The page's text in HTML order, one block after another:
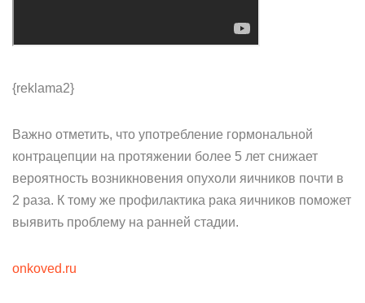
{reklama2}
Важно отметить, что употребление гормональной
контрацепции на протяжении более 5 лет снижает
вероятность возникновения опухоли яичников почти в
2 раза. К тому же профилактика рака яичников поможет
выявить проблему на ранней стадии.
onkoved.ru